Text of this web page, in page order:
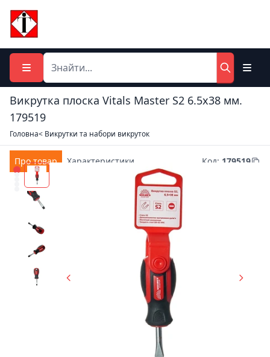
Викрутка плоска Vitals Master S2 6.5х38 мм.
179519
Головна< Викрутки та набори викруток
Про товар Характеристики Код: 179519